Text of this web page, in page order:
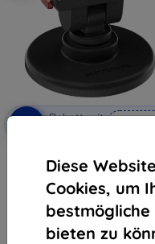
Diese
Cookies, um
bieten zu
Rabatt mit
Sunnylife-Basis mit
Schnellverschluss-Adapter
€ 22,90
€ 21,76
Auf Lager > 5 Stk.